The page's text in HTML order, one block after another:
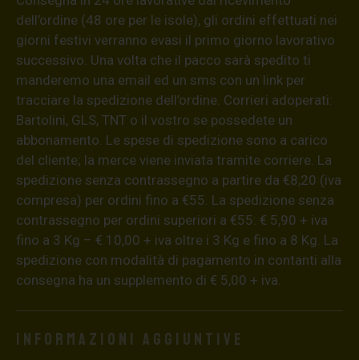
dell’ordine (48 ore per le isole), gli ordini effettuati nei
giorni festivi verranno evasi il primo giorno lavorativo
successivo. Una volta che il pacco sarà spedito ti
manderemo una email ed un sms con un link per
tracciare la spedizione dell’ordine. Corrieri adoperati:
Bartolini, GLS, TNT o il vostro se possedete un
abbonamento. Le spese di spedizione sono a carico
del cliente; la merce viene inviata tramite corriere. La
spedizione senza contrassegno a partire da €8,20 (iva
compresa) per ordini fino a €55. La spedizione senza
contrassegno per ordini superiori a €55: € 5,90 + iva
fino a 3 Kg – € 10,00 + iva oltre i 3 Kg e fino a 8 Kg. La
spedizione con modalità di pagamento in contanti alla
consegna ha un supplemento di € 5,00 + iva.
Informazioni aggiuntive